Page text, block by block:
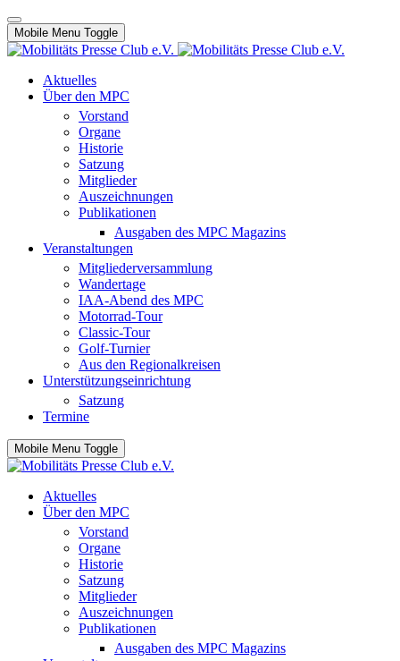
Mobile Menu Toggle
Aktuelles
Über den MPC
Vorstand
Organe
Historie
Satzung
Mitglieder
Auszeichnungen
Publikationen
Ausgaben des MPC Magazins
Veranstaltungen
Mitgliederversammlung
Wandertage
IAA-Abend des MPC
Motorrad-Tour
Classic-Tour
Golf-Turnier
Aus den Regionalkreisen
Unterstützungseinrichtung
Satzung
Termine
Mobile Menu Toggle
Aktuelles
Über den MPC
Vorstand
Organe
Historie
Satzung
Mitglieder
Auszeichnungen
Publikationen
Ausgaben des MPC Magazins